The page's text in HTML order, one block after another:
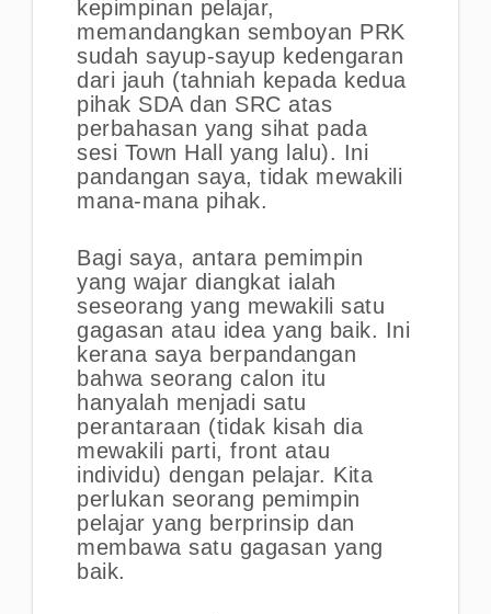
kepimpinan pelajar,
memandangkan semboyan PRK
sudah sayup-sayup kedengaran
dari jauh (tahniah kepada kedua
pihak SDA dan SRC atas
perbahasan yang sihat pada
sesi Town Hall yang lalu). Ini
pandangan saya, tidak mewakili
mana-mana pihak.
Bagi saya, antara pemimpin
yang wajar diangkat ialah
seseorang yang mewakili satu
gagasan atau idea yang baik. Ini
kerana saya berpandangan
bahwa seorang calon itu
hanyalah menjadi satu
perantaraan (tidak kisah dia
mewakili parti, front atau
individu) dengan pelajar. Kita
perlukan seorang pemimpin
pelajar yang berprinsip dan
membawa satu gagasan yang
baik.